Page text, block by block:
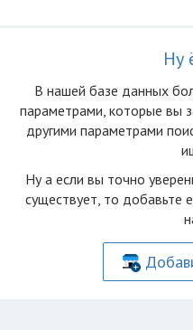
Ну
В нашей базе данных
параметрами, которые вы
другими параметрами
Ну а если вы точно
существует, то добавьте